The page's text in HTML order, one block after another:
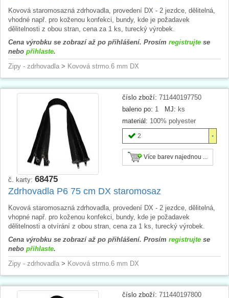
Kovová staromosazná zdrhovadla, provedení DX - 2 jezdce, dělitelná,
vhodné např. pro koženou konfekci, bundy, kde je požadavek
dělitelnosti z obou stran, cena za 1 ks, turecký výrobek.
Cena výrobku se zobrazí až po přihlášení. Prosím registrujte se
nebo přihlaste.
Zipy - zdrhovadla > Kovová strmo.6 mm DX
číslo zboží: 711440197750
baleno po: 1 MJ: ks
materiál: 100% polyester
2
Více barev najednou ...
č. karty: 68475
Zdrhovadla P6 75 cm DX staromosaz
Kovová staromosazná zdrhovadla, provedení DX - 2 jezdce, dělitelná,
vhopné např. pro koženou konfekci, bundy, kde je požadavek
dělitelnosti a otvírání z obou stran, cena za 1 ks, turecký výrobek.
Cena výrobku se zobrazí až po přihlášení. Prosím registrujte se
nebo přihlaste.
Zipy - zdrhovadla > Kovová strmo.6 mm DX
číslo zboží: 711440197800